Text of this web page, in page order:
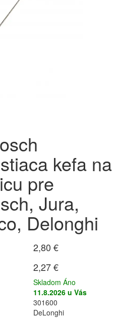
kefa na
pre
Jura,
Delonghi
2,80 €
2,27 €
Skladom Áno
11.8.2026 u Vás
301600
DeLonghi